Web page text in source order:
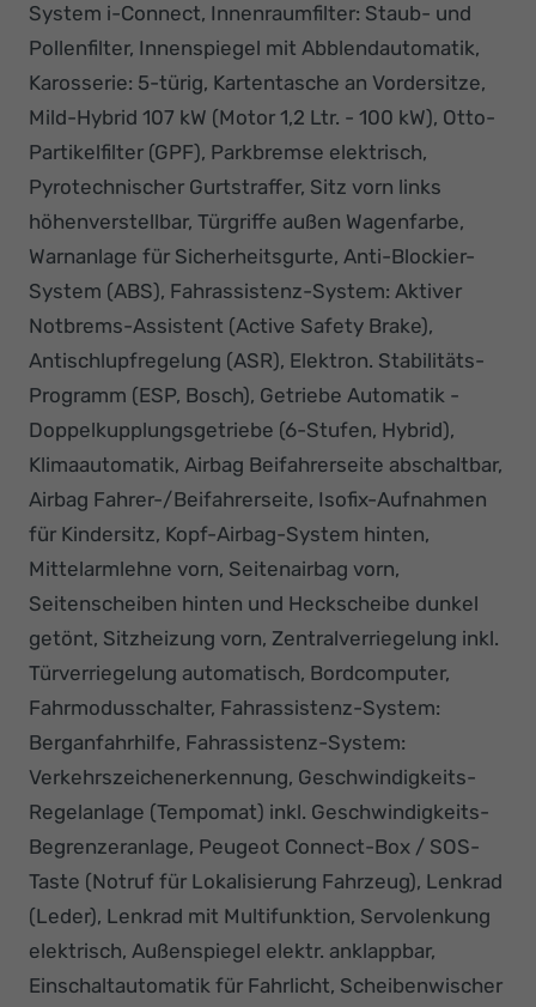
System i-Connect, Innenraumfilter: Staub- und
Pollenfilter, Innenspiegel mit Abblendautomatik,
Karosserie: 5-türig, Kartentasche an Vordersitze,
Mild-Hybrid 107 kW (Motor 1,2 Ltr. - 100 kW), Otto-
Partikelfilter (GPF), Parkbremse elektrisch,
Pyrotechnischer Gurtstraffer, Sitz vorn links
höhenverstellbar, Türgriffe außen Wagenfarbe,
Warnanlage für Sicherheitsgurte, Anti-Blockier-
System (ABS), Fahrassistenz-System: Aktiver
Notbrems-Assistent (Active Safety Brake),
Antischlupfregelung (ASR), Elektron. Stabilitäts-
Programm (ESP, Bosch), Getriebe Automatik -
Doppelkupplungsgetriebe (6-Stufen, Hybrid),
Klimaautomatik, Airbag Beifahrerseite abschaltbar,
Airbag Fahrer-/Beifahrerseite, Isofix-Aufnahmen
für Kindersitz, Kopf-Airbag-System hinten,
Mittelarmlehne vorn, Seitenairbag vorn,
Seitenscheiben hinten und Heckscheibe dunkel
getönt, Sitzheizung vorn, Zentralverriegelung inkl.
Türverriegelung automatisch, Bordcomputer,
Fahrmodusschalter, Fahrassistenz-System:
Berganfahrhilfe, Fahrassistenz-System:
Verkehrszeichenerkennung, Geschwindigkeits-
Regelanlage (Tempomat) inkl. Geschwindigkeits-
Begrenzeranlage, Peugeot Connect-Box / SOS-
Taste (Notruf für Lokalisierung Fahrzeug), Lenkrad
(Leder), Lenkrad mit Multifunktion, Servolenkung
elektrisch, Außenspiegel elektr. anklappbar,
Einschaltautomatik für Fahrlicht, Scheibenwischer